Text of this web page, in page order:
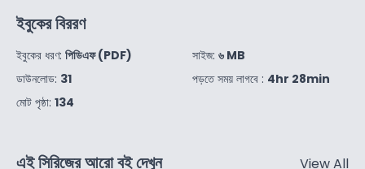
ইবুকের বিররণ
ইবুকের ধরণ: পিডিএফ (PDF)
ডাউনলোড: 31
মোট পৃষ্ঠা: 134
সাইজ: ৬ MB
পড়তে সময় লাগবে : 4hr 28min
এই সিরিজের আরো বই দেখুন View All